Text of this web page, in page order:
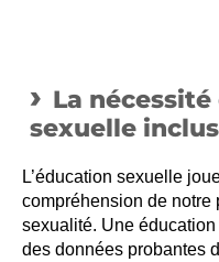
La
sexuelle
L’éducation sexuelle
compréhension de notre
sexualité. Une
des données probantes